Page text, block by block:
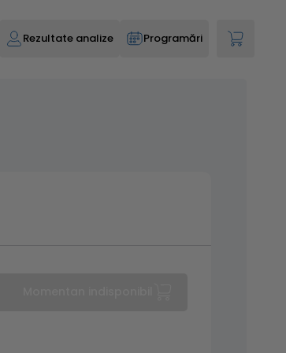
Rezultate analize Programări